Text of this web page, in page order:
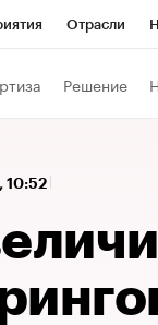
Отрасли
Решение
10:52